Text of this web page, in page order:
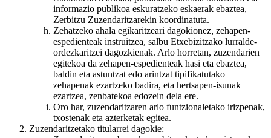
informazio publikoa eskuratzeko eskaerak ebaztea,
Zerbitzu Zuzendaritzarekin koordinatuta.
Zehatzeko ahala egikaritzeari dagokionez, zehapen-
espedienteak instruitzea, salbu Etxebizitzako lurralde-
ordezkaritzei dagozkienak. Arlo horretan, zuzendarien
egitekoa da zehapen-espedienteak hasi eta ebaztea,
baldin eta astuntzat edo arintzat tipifikatutako
zehapenak ezartzeko badira, eta hertsapen-isunak
ezartzea, zenbatekoa edozein dela ere.
Oro har, zuzendaritzaren arlo funtzionaletako irizpenak,
txostenak eta azterketak egitea.
Zuzendaritzetako titularrei dagokie: